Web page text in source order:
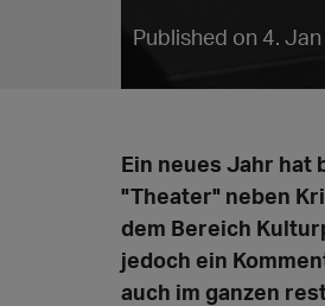
Published on 4.
Ein neues Jahr hat
"Theater" neben
dem Bereich
jedoch ein
auch im ganzen